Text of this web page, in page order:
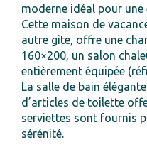
moderne idéal pour une
Cette maison de
autre gîte, offre une
160×200, un salon
entièrement équipée
La salle de bain
d’articles de toilette
serviettes sont fournis
sérénité.